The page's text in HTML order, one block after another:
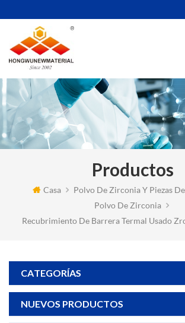
Productos
Casa
Polvo De Zirconia Y Piezas
Polvo De Zirconia
Recubrimiento De Barrera Termal Usado
CATEGORÍAS
NUEVOS PRODUCTOS